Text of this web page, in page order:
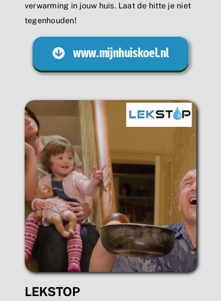
verwarming in jouw huis. Laat de hitte je niet
tegenhouden!
www.mijnhuiskoel.nl
LEKSTOP